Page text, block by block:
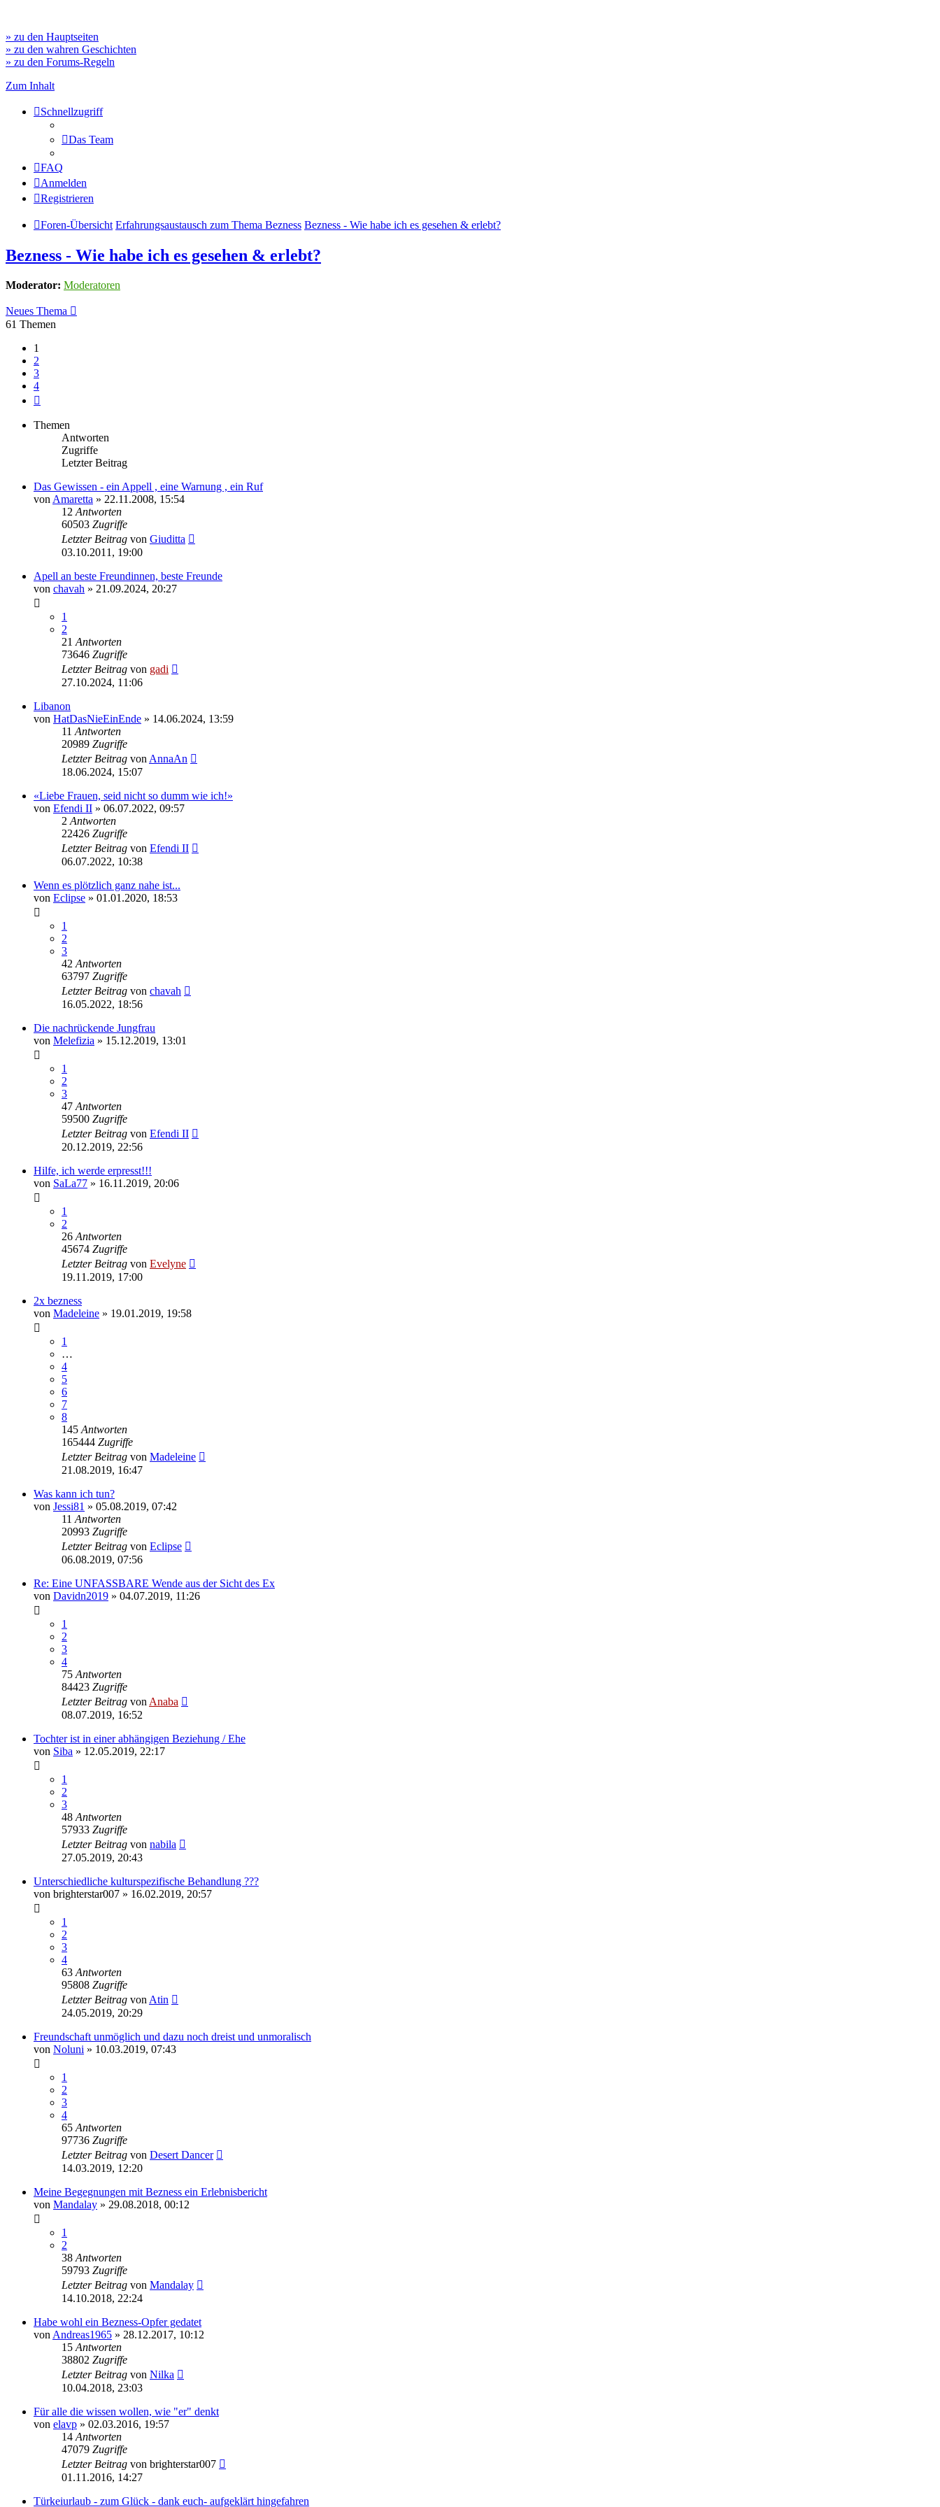
» zu den Hauptseiten
» zu den wahren Geschichten
» zu den Forums-Regeln
Zum Inhalt
Schnellzugriff
Das Team
FAQ
Anmelden
Registrieren
Foren-Übersicht Erfahrungsaustausch zum Thema Bezness Bezness - Wie habe ich es gesehen & erlebt?
Bezness - Wie habe ich es gesehen & erlebt?
Moderator: Moderatoren
Neues Thema
61 Themen
1
2
3
4
Themen
Antworten
Zugriffe
Letzter Beitrag
Das Gewissen - ein Appell , eine Warnung , ein Ruf
von Amaretta » 22.11.2008, 15:54
12 Antworten
60503 Zugriffe
Letzter Beitrag von Giuditta
03.10.2011, 19:00
Apell an beste Freundinnen, beste Freunde
von chavah » 21.09.2024, 20:27
1
2
21 Antworten
73646 Zugriffe
Letzter Beitrag von gadi
27.10.2024, 11:06
Libanon
von HatDasNieEinEnde » 14.06.2024, 13:59
11 Antworten
20989 Zugriffe
Letzter Beitrag von AnnaAn
18.06.2024, 15:07
«Liebe Frauen, seid nicht so dumm wie ich!»
von Efendi II » 06.07.2022, 09:57
2 Antworten
22426 Zugriffe
Letzter Beitrag von Efendi II
06.07.2022, 10:38
Wenn es plötzlich ganz nahe ist...
von Eclipse » 01.01.2020, 18:53
1
2
3
42 Antworten
63797 Zugriffe
Letzter Beitrag von chavah
16.05.2022, 18:56
Die nachrückende Jungfrau
von Melefizia » 15.12.2019, 13:01
1
2
3
47 Antworten
59500 Zugriffe
Letzter Beitrag von Efendi II
20.12.2019, 22:56
Hilfe, ich werde erpresst!!!
von SaLa77 » 16.11.2019, 20:06
1
2
26 Antworten
45674 Zugriffe
Letzter Beitrag von Evelyne
19.11.2019, 17:00
2x bezness
von Madeleine » 19.01.2019, 19:58
1
…
4
5
6
7
8
145 Antworten
165444 Zugriffe
Letzter Beitrag von Madeleine
21.08.2019, 16:47
Was kann ich tun?
von Jessi81 » 05.08.2019, 07:42
11 Antworten
20993 Zugriffe
Letzter Beitrag von Eclipse
06.08.2019, 07:56
Re: Eine UNFASSBARE Wende aus der Sicht des Ex
von Davidn2019 » 04.07.2019, 11:26
1
2
3
4
75 Antworten
84423 Zugriffe
Letzter Beitrag von Anaba
08.07.2019, 16:52
Tochter ist in einer abhängigen Beziehung / Ehe
von Siba » 12.05.2019, 22:17
1
2
3
48 Antworten
57933 Zugriffe
Letzter Beitrag von nabila
27.05.2019, 20:43
Unterschiedliche kulturspezifische Behandlung ???
von brighterstar007 » 16.02.2019, 20:57
1
2
3
4
63 Antworten
95808 Zugriffe
Letzter Beitrag von Atin
24.05.2019, 20:29
Freundschaft unmöglich und dazu noch dreist und unmoralisch
von Noluni » 10.03.2019, 07:43
1
2
3
4
65 Antworten
97736 Zugriffe
Letzter Beitrag von Desert Dancer
14.03.2019, 12:20
Meine Begegnungen mit Bezness ein Erlebnisbericht
von Mandalay » 29.08.2018, 00:12
1
2
38 Antworten
59793 Zugriffe
Letzter Beitrag von Mandalay
14.10.2018, 22:24
Habe wohl ein Bezness-Opfer gedatet
von Andreas1965 » 28.12.2017, 10:12
15 Antworten
38802 Zugriffe
Letzter Beitrag von Nilka
10.04.2018, 23:03
Für alle die wissen wollen, wie "er" denkt
von elavp » 02.03.2016, 19:57
14 Antworten
47079 Zugriffe
Letzter Beitrag von brighterstar007
01.11.2016, 14:27
Türkeiurlaub - zum Glück - dank euch- aufgeklärt hingefahren